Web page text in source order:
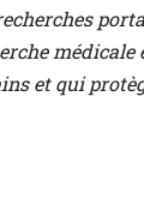
médicale
et qui